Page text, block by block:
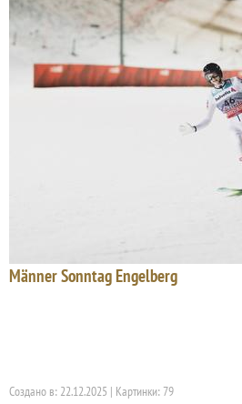
Männer Sonntag Engelberg
Создано в: 22.12.2025 | Картинки: 79